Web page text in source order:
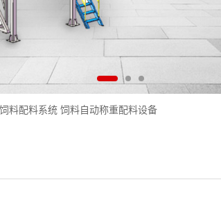
饲料配料系统 饲料自动称重配料设备